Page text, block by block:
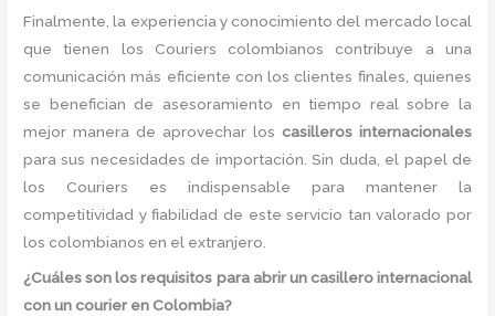
Finalmente, la experiencia y conocimiento del mercado local
que tienen los Couriers colombianos contribuye a una
comunicación más eficiente con los clientes finales, quienes
se benefician de asesoramiento en tiempo real sobre la
mejor manera de aprovechar los casilleros internacionales
para sus necesidades de importación. Sin duda, el papel de
los Couriers es indispensable para mantener la
competitividad y fiabilidad de este servicio tan valorado por
los colombianos en el extranjero.
¿Cuáles son los requisitos para abrir un casillero internacional
con un courier en Colombia?